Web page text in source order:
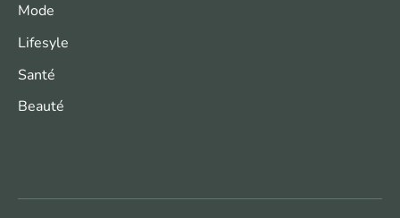
Mode
Lifesyle
Santé
Beauté